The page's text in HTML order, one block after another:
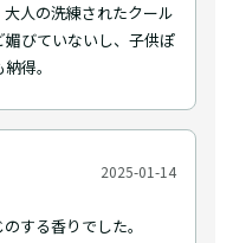
人の洗練されたクール
びていないし、子供ぽ
得。
2025-01-14
する香りでした。